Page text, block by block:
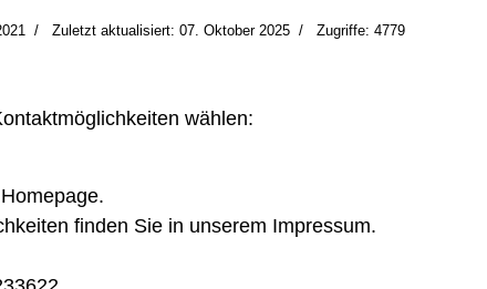
Zuletzt aktualisiert: 07. Oktober 2025 Zugriffe: 4779
wählen:
finden Sie in unserem Impressum.